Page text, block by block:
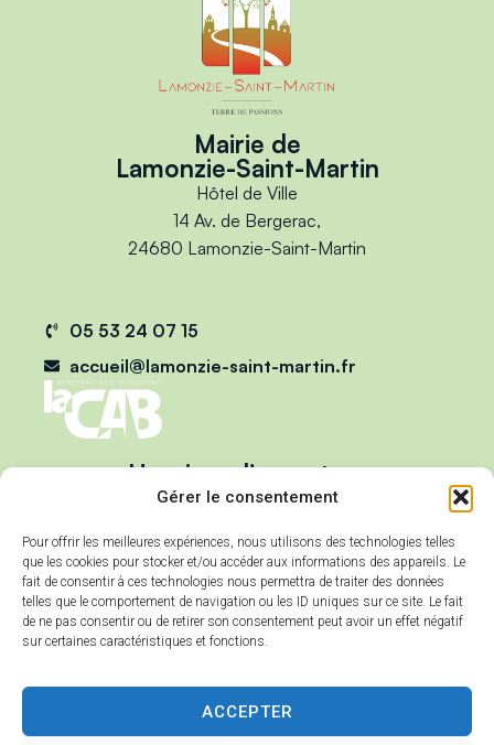
Gérer le consentement
Pour offrir les meilleures expériences, nous utilisons des technologies telles
que les cookies pour stocker et/ou accéder aux informations des appareils. Le
fait de consentir à ces technologies nous permettra de traiter des données
telles que le comportement de navigation ou les ID uniques sur ce site. Le fait
de ne pas consentir ou de retirer son consentement peut avoir un effet négatif
sur certaines caractéristiques et fonctions.
ACCEPTER
Mairie de
Lamonzie-Saint-Martin
Hôtel de Ville
14 Av. de Bergerac,
24680 Lamonzie-Saint-Martin
05 53 24 07 15
accueil@lamonzie-saint-martin.fr
Horaires d'ouverture
Du lundi au vendredi :
et de 13h00 à 17h00
Mercredi :
de 9h00 à 12h00